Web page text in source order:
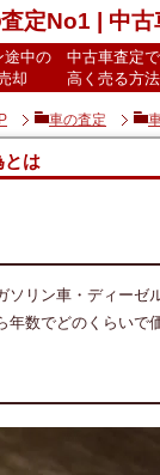
定No1 | 中
途中の
却
中古車査定で
高く売る方法
車の査定
とは
リン車・ディーゼ
数でどのくらいで